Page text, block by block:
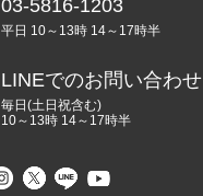
03-5816-1203
平日 10～13時 14～17時半
LINEでのお問い合わせ
毎日(土日祝含む)
10～13時 14～17時半